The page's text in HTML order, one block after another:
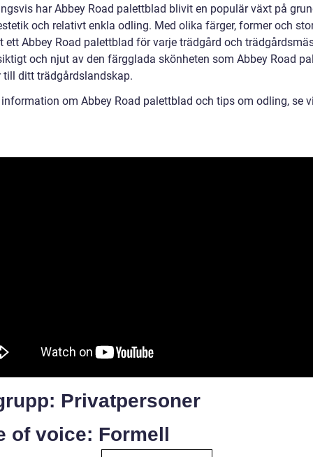
har Abbey Road palettblad blivit en populär växt på
och relativt enkla odling. Med olika färger, former och
ett Abbey Road palettblad för varje trädgård och
och njut av den färgglada skönheten som Abbey Road
till ditt trädgårdslandskap.
om Abbey Road palettblad och tips om odling, se
Privatpersoner
of voice: Formell